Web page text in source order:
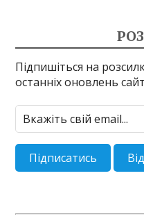
Підпишіться на
останніх оновлень